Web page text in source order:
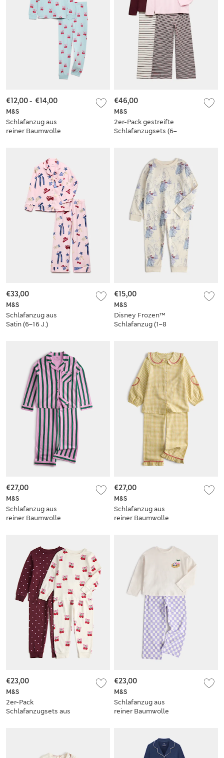
M&S
Schlafanzug aus
reiner Baumwolle
€12,00- €14,00
M&S
2er-Pack gestreifte
Schlafanzugsets (6–
€46,00
M&S
Schlafanzug aus
Satin (6–16 J.)
€33,00
M&S
Disney Frozen™
Schlafanzug (1–8
€15,00
M&S
Schlafanzug aus
reiner Baumwolle
€27,00
M&S
Schlafanzug aus
reiner Baumwolle
€27,00
M&S
2er-Pack
Schlafanzugsets aus
€23,00
M&S
Schlafanzug aus
reiner Baumwolle
€23,00